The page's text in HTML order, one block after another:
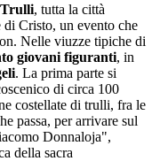
Trulli, tutta la città
di Cristo, un evento che
Nelle viuzze tipiche di
giovani figuranti, in
. La prima parte si
di circa 100
costellate di trulli, fra le
passa, per arrivare sul
Donnaloja",
della sacra